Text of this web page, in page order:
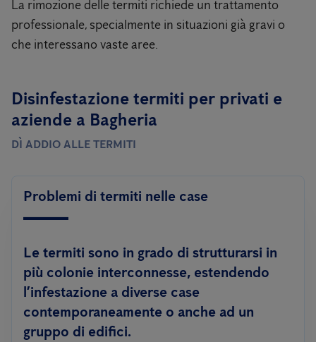
La rimozione delle termiti richiede un trattamento
professionale, specialmente in situazioni già gravi o
che interessano vaste aree.
Disinfestazione termiti per privati ​​e
aziende a Bagheria
DÌ ADDIO ALLE TERMITI
Problemi di termiti nelle case
Le termiti sono in grado di strutturarsi in
più colonie interconnesse, estendendo
l’infestazione a diverse case
contemporaneamente o anche ad un
gruppo di edifici.